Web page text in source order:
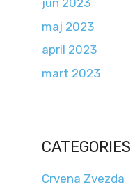
jun 2023
maj 2023
april 2023
mart 2023
CATEGORIES
Crvena Zvezda